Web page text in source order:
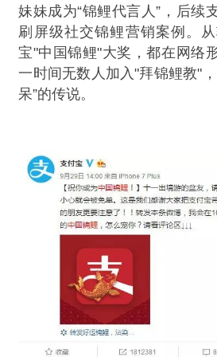
妹妹成为“锦鲤代言人”，后续
刷屏级社交锦鲤营销案例。
宝"中国锦鲤"大奖，都在网络
一时间无数人加入"拜锦鲤教"
呆”的传说。